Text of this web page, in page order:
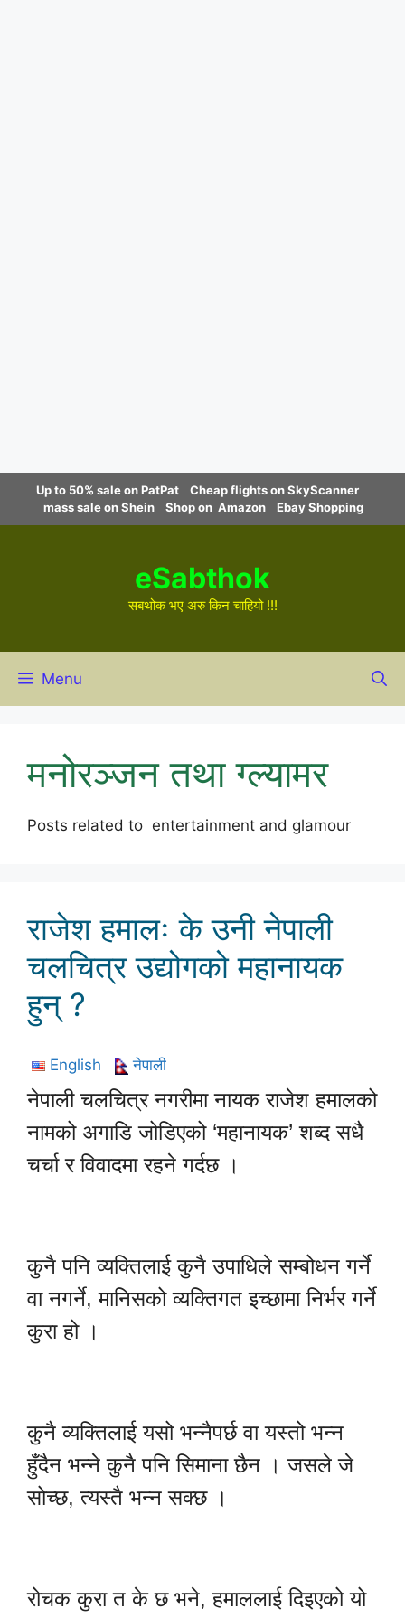
content
Up to 50% sale on PatPat
Cheap flights on SkyScanner
mass sale on Shein
Shop on Amazon Ebay Shopping
eSabthok
सबथोक भए अरु किन चाहियो !!!
Menu
मनोरञ्जन तथा ग्ल्यामर
Posts related to entertainment and glamour
राजेश हमालः के उनी नेपाली
चलचित्र उद्योगको महानायक
हुन् ?
English नेपाली
नेपाली चलचित्र नगरीमा नायक राजेश हमालको
नामको अगाडि जोडिएको ‘महानायक’ शब्द सधै
चर्चा र विवादमा रहने गर्दछ ।
कुनै पनि व्यक्तिलाई कुनै उपाधिले सम्बोधन गर्ने
वा नगर्ने, मानिसको व्यक्तिगत इच्छामा निर्भर गर्ने
कुरा हो ।
कुनै व्यक्तिलाई यसो भन्नैपर्छ वा यस्तो भन्न
हुँदैन भन्ने कुनै पनि सिमाना छैन । जसले जे
सोच्छ, त्यस्तै भन्न सक्छ ।
रोचक कुरा त के छ भने, हमाललाई दिइएको यो